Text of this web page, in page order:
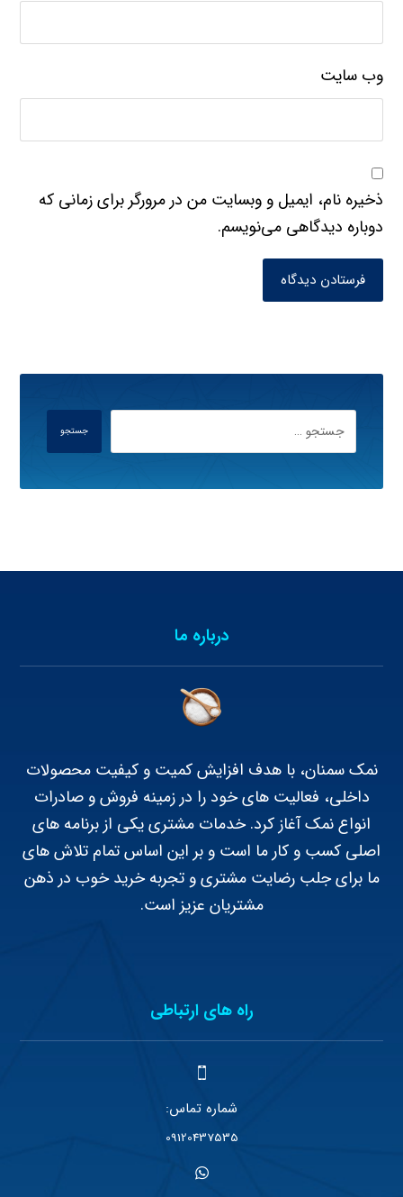
وب‌ سایت
ذخیره نام، ایمیل و وبسایت من در مرورگر برای زمانی که
دوباره دیدگاهی می‌نویسم.
فرستادن دیدگاه
جستجو
درباره ما
نمک سمنان، با هدف افزایش کمیت و کیفیت محصولات
داخلی، فعالیت های خود را در زمینه فروش و صادرات
انواع نمک آغاز کرد. خدمات مشتری یکی از برنامه های
اصلی کسب و کار ما است و بر این اساس تمام تلاش های
ما برای جلب رضایت مشتری و تجربه خرید خوب در ذهن
مشتریان عزیز است.
راه های ارتباطی
شماره تماس:
09120437535